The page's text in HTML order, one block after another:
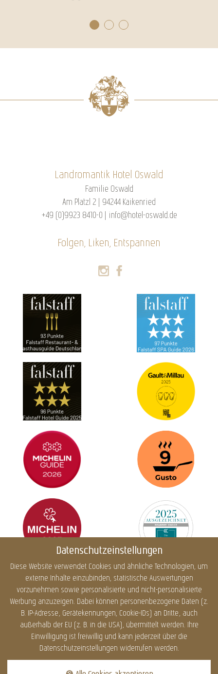
Datenschutzeinstellungen
Diese Website verwendet Cookies und ähnliche Technologien, um
externe Inhalte einzubinden, statistische Auswertungen
vorzunehmen sowie personalisierte und nicht-personalisierte
Werbung anzuzeigen. Dabei können personenbezogene Daten (z.
B. IP-Adresse, Gerätekennungen, Cookie-IDs) an Dritte, auch
außerhalb der EU (z. B. in die USA), übermittelt werden. Ihre
Einwilligung ist freiwillig und kann jederzeit über die
Datenschutzeinstellungen widerrufen werden.
Landromantik Hotel Oswald
Familie Oswald
Am Platzl 2 | 94244 Kaikenried
+49 (0)9923 8410-0
info@hotel-oswald.de
Folgen, Liken, Entspannen
Impressum Datenschutz Cookies
Barrierefreiheit
Sitemap
DATENSCHUTZ
Dieser Inhalt ist nur
sichtbar wenn Sie